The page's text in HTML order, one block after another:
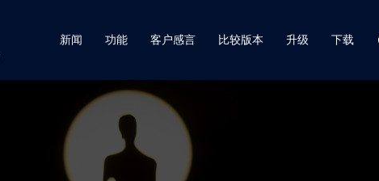
新闻 功能 客户感言 比较版本 升级 下载